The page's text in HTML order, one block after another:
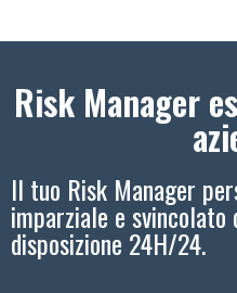
Risk Manager
Il tuo Risk Manager
imparziale e svincolato
disposizione 24H/24.